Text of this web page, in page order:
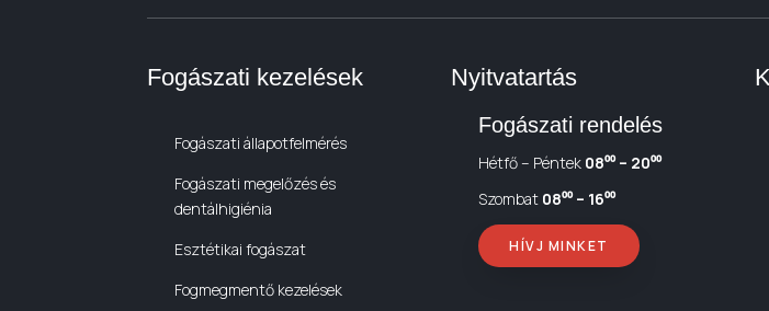
Fogászati kezelések
Fogászati állapotfelmérés
Fogászati megelőzés és
dentálhigiénia
Esztétikai fogászat
Fogmegmentő kezelések
Nyitvatartás
Fogászati rendelés
Hétfő – Péntek 08⁰⁰ – 20⁰⁰
Szombat 08⁰⁰ – 16⁰⁰
HÍVJ MINKET